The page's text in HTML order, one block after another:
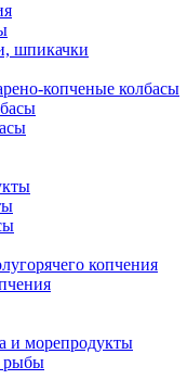
шпикачки
копченые колбасы
копчения
и морепродукты
рыбы